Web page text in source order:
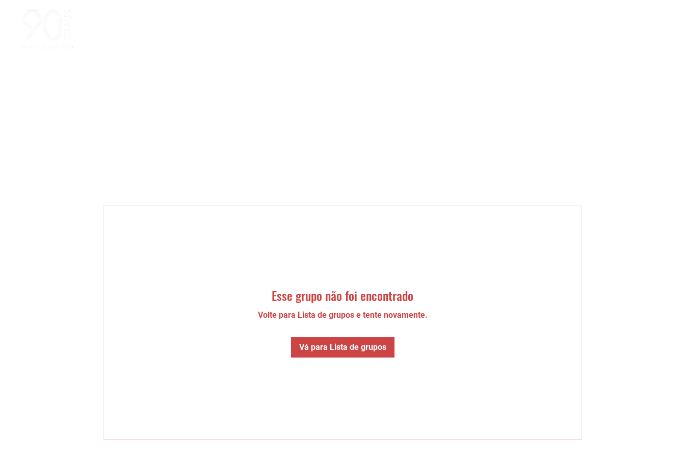
Esse grupo não foi encontrado
Volte para Lista de grupos e tente novamente.
Vá para Lista de grupos